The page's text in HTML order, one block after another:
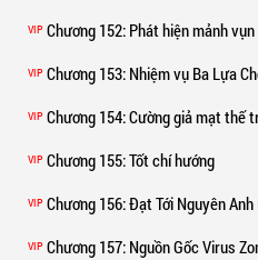
VIP Chương 152: Phát hiện mảnh
VIP Chương 153: Nhiệm vụ Ba Lựa
VIP Chương 154: Cường giả mạt thế
VIP Chương 155: Tốt chí hướng
VIP Chương 156: Đạt Tới Nguyên
VIP Chương 157: Nguồn Gốc Virus